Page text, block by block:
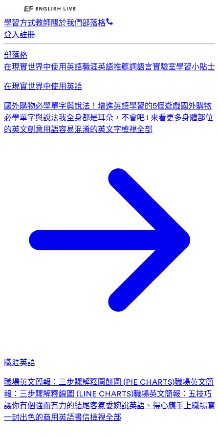
學習方式教師關於我們部落格
登入註冊
部落格
在現實世界中使用英語職涯英語推薦詞語言實驗室學習小貼士
在現實世界中使用英語
國外購物必學單字與說法！ 增進英語學習的5個遊戲國外購物
必學單字與說法我全身都是耳朵，不會吧 ! 來看更多身體部位
的英文創意用語容易混淆的英文字檢視全部
職涯英語
職場英文簡報：三步驟解釋圓餅圖 (PIE CHARTS)職場英文簡
報：三步驟解釋線圖 (LINE CHARTS)職場英文簡報：五技巧
讓你有個強而有力的結尾客氣委婉說英語、得心應手上職場寫
一封出色的商用英語書信檢視全部